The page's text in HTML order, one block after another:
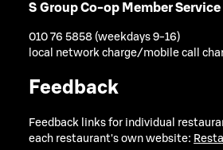
S Group Co-op Member Service
010 76 5858 (weekdays 9-16)
local network charge/mobile call
Feedback
Feedback links for individual
each restaurant's own website: